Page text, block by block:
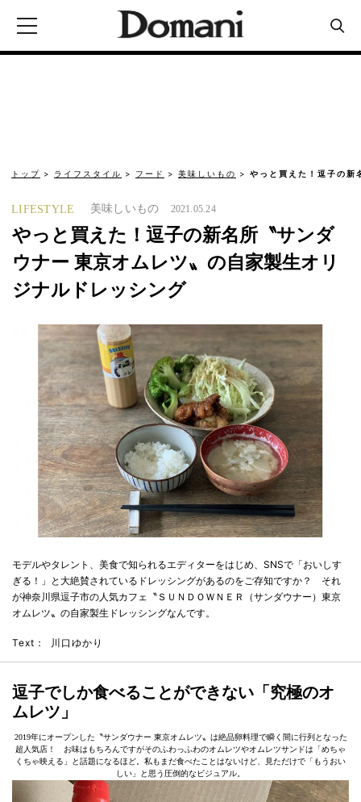
トップ ライフスタイル フード 美味しいもの やっと買えた！逗子の
LIFESTYLE 美味しいもの 2021.05.24
やっと買えた！逗子の新名所〝サンダ
ウナー 東京オムレツ〟の自家製生オリ
ジナルドレッシング
モデルやタレント、美食で知られるエディターをはじめ、SNSで「おいしす
ぎる！」と大絶賛されているドレッシングがあるのをご存知ですか？ それ
が神奈川県逗子市の人気カフェ〝ＳＵＮＤＯＷＮＥＲ（サンダウナー）東京
オムレツ〟の自家製生ドレッシングなんです。
Text： 川口ゆかり
逗子でしか食べることができない「究極のオ
ムレツ」
2019年にオープンした〝サンダウナー 東京オムレツ〟は絶品卵料理で瞬く間に行列となった
超人気店！ お味はもちろんですがそのふわっふわのオムレツやオムレツサンドは「めちゃ
くちゃ映える」と話題になるほど。私もまだ食べたことはないけど、見ただけで「もうおい
しい」と思う圧倒的なビジュアル。